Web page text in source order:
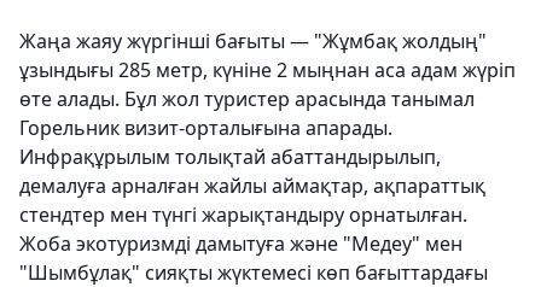
Жаңа жаяу жүргінші бағыты — "Жұмбақ жолдың"
ұзындығы 285 метр, күніне 2 мыңнан аса адам жүріп
өте алады. Бұл жол туристер арасында танымал
Горельник визит-орталығына апарады.
Инфрақұрылым толықтай абаттандырылып,
демалуға арналған жайлы аймақтар, ақпараттық
стендтер мен түнгі жарықтандыру орнатылған.
Жоба экотуризмді дамытуға және "Медеу" мен
"Шымбұлақ" сияқты жүктемесі көп бағыттардағы